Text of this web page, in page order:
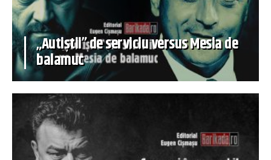
„Autiștii” de serviciu versus Mesia de
balamuc